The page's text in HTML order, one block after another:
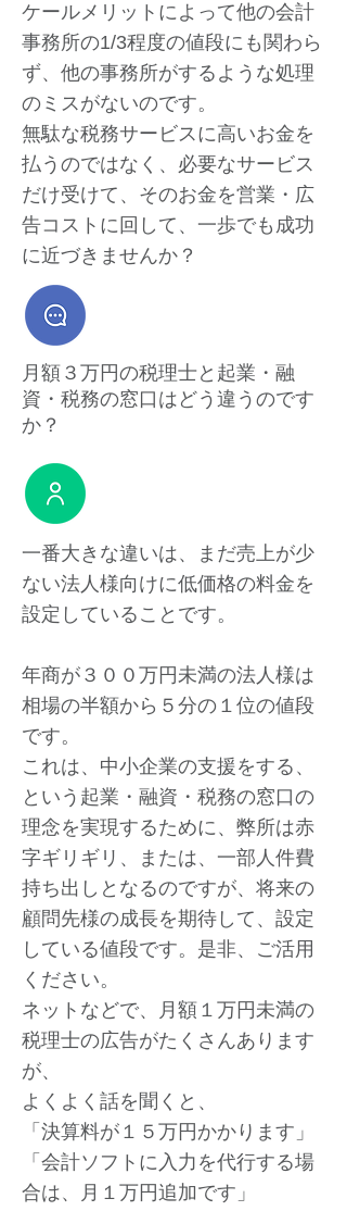
ケールメリットによって他の会計
事務所の1/3程度の値段にも関わら
ず、他の事務所がするような処理
のミスがないのです。
無駄な税務サービスに高いお金を
払うのではなく、必要なサービス
だけ受けて、そのお金を営業・広
告コストに回して、一歩でも成功
に近づきませんか？
月額３万円の税理士と起業・融
資・税務の窓口はどう違うのです
か？
一番大きな違いは、まだ売上が少
ない法人様向けに低価格の料金を
設定していることです。
年商が３００万円未満の法人様は
相場の半額から５分の１位の値段
です。
これは、中小企業の支援をする、
という起業・融資・税務の窓口の
理念を実現するために、弊所は赤
字ギリギリ、または、一部人件費
持ち出しとなるのですが、将来の
顧問先様の成長を期待して、設定
している値段です。是非、ご活用
ください。
ネットなどで、月額１万円未満の
税理士の広告がたくさんあります
が、
よくよく話を聞くと、
「決算料が１５万円かかります」
「会計ソフトに入力を代行する場
合は、月１万円追加です」